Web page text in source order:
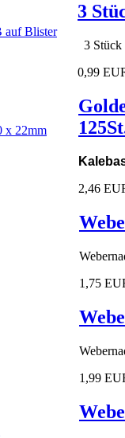
3
3
0,99
2,46
1,75
1,99